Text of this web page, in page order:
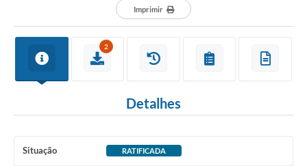
Imprimir
2
Detalhes
Situação RATIFICADA